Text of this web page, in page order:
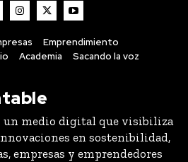
Emprendimiento
Academia Sacando la voz
un medio digital que visibiliza
en sostenibilidad,
empresas y emprendedores